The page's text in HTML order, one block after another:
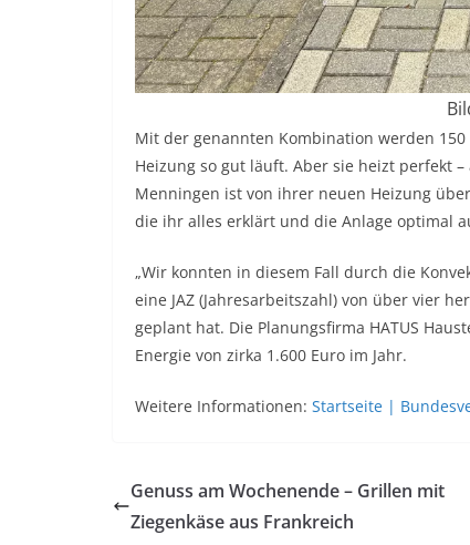
Mit der genannten Kombination werden
Heizung so gut läuft. Aber sie heizt perfekt
Menningen ist von ihrer neuen Heizung
die ihr alles erklärt und die Anlage optimal
„Wir konnten in diesem Fall durch die
eine JAZ (Jahresarbeitszahl) von über vier
geplant hat. Die Planungsfirma HATUS
Energie von zirka 1.600 Euro im Jahr.
Weitere Informationen: Startseite |
Genuss am Wochenende – Grillen mit
Ziegenkäse aus Frankreich